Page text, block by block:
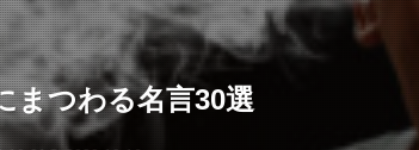
まつわる名言30選